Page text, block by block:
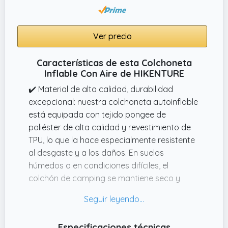
✔️ Con cojín, suave y cómodo: esta
colchoneta autoinflable tiene un cojín inflable
su cantidad de inflado y apoya de forma
óptima el cuello.
Ver precio
Características de esta Colchoneta
Inflable Con Aire de HIKENTURE
✔️ Material de alta calidad, durabilidad
excepcional: nuestra colchoneta autoinflable
está equipada con tejido pongee de
poliéster de alta calidad y revestimiento de
TPU, lo que la hace especialmente resistente
al desgaste y a los daños. En suelos
húmedos o en condiciones difíciles, el
colchón de camping se mantiene seco y
de sueño sin interrupciones.